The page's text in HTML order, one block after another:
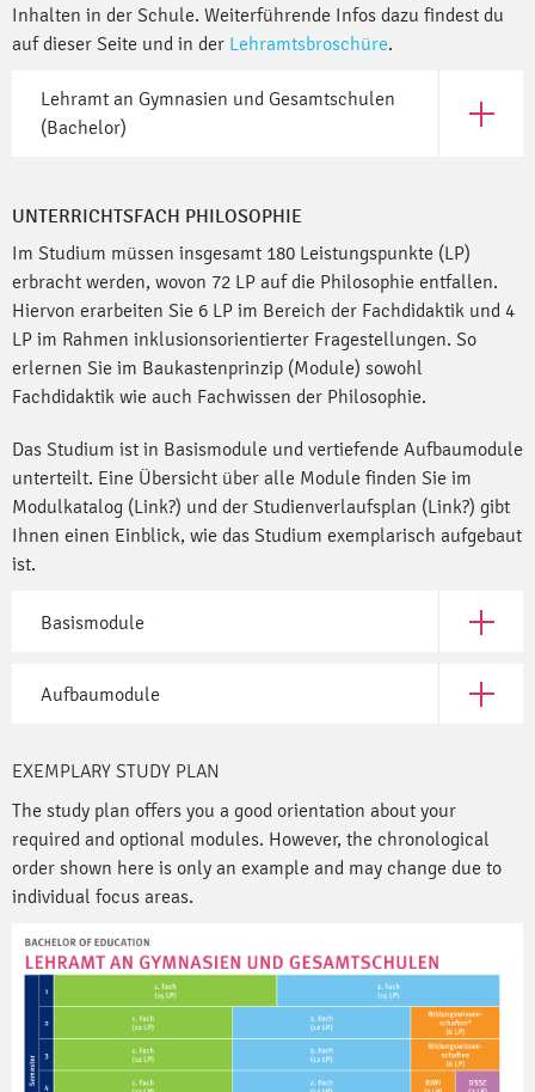
Inhalten in der Schule. Weiterführende Infos dazu findest du
auf dieser Seite und in der Lehramtsbroschüre.
Lehramt an Gymnasien und Gesamtschulen
(Bachelor)
Open
UNTERRICHTSFACH PHILOSOPHIE
Im Studium müssen insgesamt 180 Leistungspunkte (LP)
erbracht werden, wovon 72 LP auf die Philosophie entfallen.
Hiervon erarbeiten Sie 6 LP im Bereich der Fachdidaktik und 4
LP im Rahmen inklusionsorientierter Fragestellungen. So
erlernen Sie im Baukastenprinzip (Module) sowohl
Fachdidaktik wie auch Fachwissen der Philosophie.
Das Studium ist in Basismodule und vertiefende Aufbaumodule
unterteilt. Eine Übersicht über alle Module finden Sie im
Modulkatalog (Link?) und der Studienverlaufsplan (Link?) gibt
Ihnen einen Einblick, wie das Studium exemplarisch aufgebaut
ist.
Basismodule Open
Aufbaumodule Open
EXEMPLARY STUDY PLAN
The study plan offers you a good orientation about your
required and optional modules. However, the chronological
order shown here is only an example and may change due to
individual focus areas.